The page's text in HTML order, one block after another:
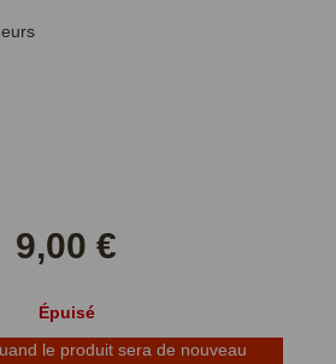
9,00 €
Épuisé
le produit sera de nouveau